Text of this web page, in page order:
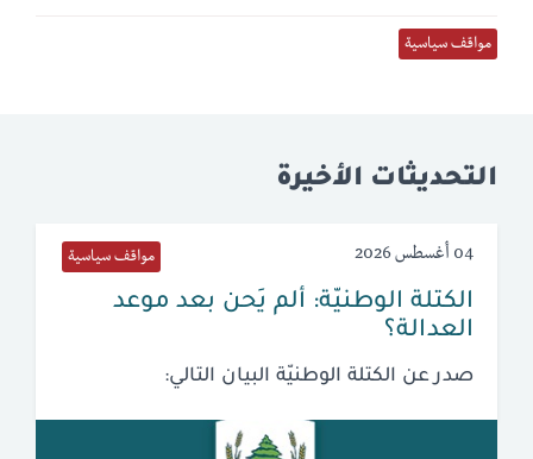
مواقف سياسية
التحديثات الأخيرة
04 أغسطس 2026 مواقف سياسية
الكتلة الوطنيّة: ألم يَحن بعد موعد
العدالة؟
صدر عن الكتلة الوطنيّة البيان التالي: